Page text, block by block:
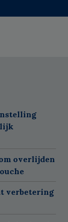
overlijden
verbetering